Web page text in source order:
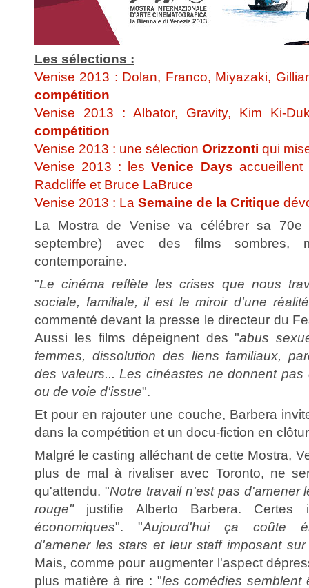
Les sélections :
Venise 2013 : Dolan, Franco, Miyazaki,
compétition
Venise 2013 : Albator, Gravity, Kim Ki-
compétition
Venise 2013 : une sélection Orizzonti qui
Venise 2013 : lesVenice Days
Radcliffe et Bruce LaBruce
Venise 2013 : La Semaine de la Critique
La Mostra de Venise va célébrer sa
septembre) avec des films sombres,
contemporaine.
"Le cinéma reflète les crises que nous
sociale, familiale, il est le miroir d'une
commenté devant la presse le directeur du
Aussi les films dépeignent des "abus
femmes, dissolution des liens familiaux,
des valeurs... Les cinéastes ne donnent pas
ou de voie d'issue".
Et pour en rajouter une couche, Barbera
dans la compétition et un docu-fiction en
Malgré le casting alléchant de cette Mostra,
plus de mal à rivaliser avec Toronto, ne
qu'attendu. "Notre travail n'est pas d'amener
rouge" justifie Alberto Barbera.
économiques". "Aujourd'hui ça coûte
d'amener les stars et leur staff imposant
Mais, comme pour augmenter l'aspect
plus matière à rire : "les comédies